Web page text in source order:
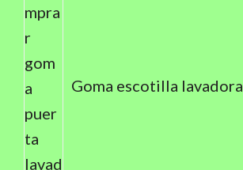
Goma escotilla lavadora